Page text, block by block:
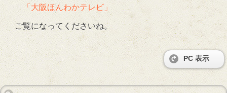
「大阪ほんわかテレビ」
ご覧になってくださいね。
PC 表示